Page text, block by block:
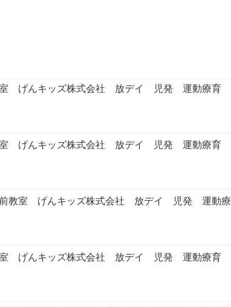
んキッズ株式会社 放デイ 児発 運動療育
んキッズ株式会社 放デイ 児発 運動療育
室 げんキッズ株式会社 放デイ 児発 運動療
んキッズ株式会社 放デイ 児発 運動療育